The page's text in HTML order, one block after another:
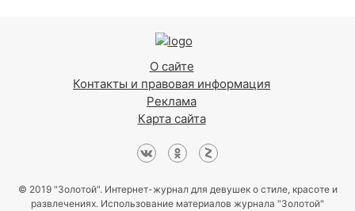
О сайте
Контакты и правовая информация
Реклама
Карта сайта
© 2019 "Золотой". Интернет-журнал для девушек о стиле, красоте и
развлечениях. Использование материалов журнала "Золотой"